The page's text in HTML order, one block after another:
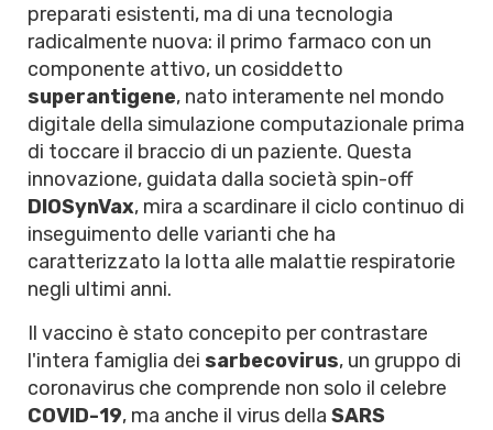
preparati esistenti, ma di una tecnologia
radicalmente nuova: il primo farmaco con un
componente attivo, un cosiddetto
superantigene, nato interamente nel mondo
digitale della simulazione computazionale prima
di toccare il braccio di un paziente. Questa
innovazione, guidata dalla società spin-off
DIOSynVax, mira a scardinare il ciclo continuo di
inseguimento delle varianti che ha
caratterizzato la lotta alle malattie respiratorie
negli ultimi anni.
Il vaccino è stato concepito per contrastare
l'intera famiglia dei sarbecovirus, un gruppo di
coronavirus che comprende non solo il celebre
COVID-19, ma anche il virus della SARS